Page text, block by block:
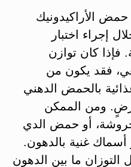
الأراكيدونيك
إجراء اختبار
فإذا كان توازن
فقد يكون من
بالحمض الدهني
مرضٍ. ومن الممكن
أو حمض الدي
أسماك غنية بالدهون.
ما بين الدهون